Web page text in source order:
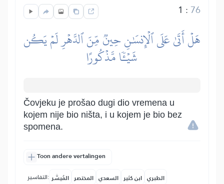
1 : 76
هَلۡ أَتَىٰ عَلَى ٱلۡإِنسَٰنِ حِينٞ مِّنَ ٱلدَّهۡرِ لَمۡ يَكُن
شَيۡـٔٗا مَّذۡكُورًا
Čovjeku je prošao dugi dio vremena u
kojem nije bio ništa, i u kojem je bio bez
spomena.
Toon andere vertalingen
التفاسير: المُيسَّر المختصر السعدي ابن كثير الطبري